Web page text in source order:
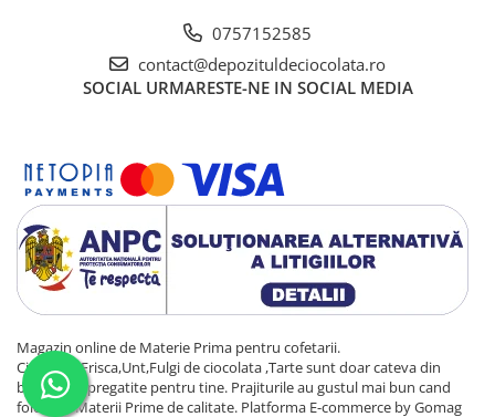
0757152585
contact@depozituldeciocolata.ro
SOCIAL URMARESTE-NE IN SOCIAL MEDIA
Magazin online de Materie Prima pentru cofetarii.
Ciocolata,Frisca,Unt,Fulgi de ciocolata ,Tarte sunt doar cateva din
bunatatile pregatite pentru tine. Prajiturile au gustul mai bun cand
folosesti Materii Prime de calitate. Platforma E-commerce by Gomag